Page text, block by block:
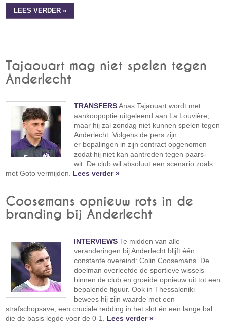
LEES VERDER »
Tajaouart mag niet spelen tegen
Anderlecht
TRANSFERSAnas Tajaouart wordt met
aankoopoptie uitgeleend aan La Louvière,
maar hij zal zondag niet kunnen spelen tegen
Anderlecht. Volgens de pers zijn
er bepalingen in zijn contract opgenomen
zodat hij niet kan aantreden tegen paars-
wit. De club wil absoluut een scenario zoals
met Goto vermijden. Lees verder »
Coosemans opnieuw rots in de
branding bij Anderlecht
INTERVIEWS Te midden van alle
veranderingen bij Anderlecht blijft één
constante overeind: Colin Coosemans. De
doelman overleefde de sportieve wissels
binnen de club en groeide opnieuw uit tot een
bepalende figuur. Ook in Thessaloniki
bewees hij zijn waarde met een
strafschopsave, een cruciale redding in het slot én een lange bal
die de basis legde voor de 0-1. Lees verder »